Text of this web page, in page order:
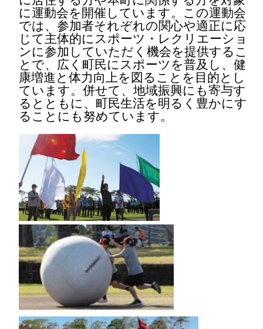
に運動会を開催しています。この運動会
では、参加者それぞれの関心や適正に応
じて主体的にスポーツ・レクリエーショ
ンに参加していただく機会を提供するこ
とで、広く町民にスポーツを普及し、健
康増進と体力向上を図ることを目的とし
ています。併せて、地域振興にも寄与す
るとともに、町民生活を明るく豊かにす
ることにも努めています。